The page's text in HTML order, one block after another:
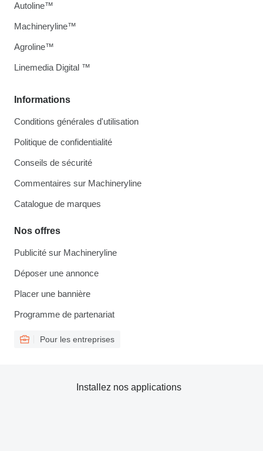
Informations
Conditions générales d'utilisation
Politique de confidentialité
Conseils de sécurité
Commentaires sur Machineryline
Catalogue de marques
Nos offres
Publicité sur Machineryline
Déposer une annonce
Placer une bannière
Programme de partenariat
Pour les entreprises
Autoline™
Machineryline™
Agroline™
Linemedia Digital ™
Installez nos applications